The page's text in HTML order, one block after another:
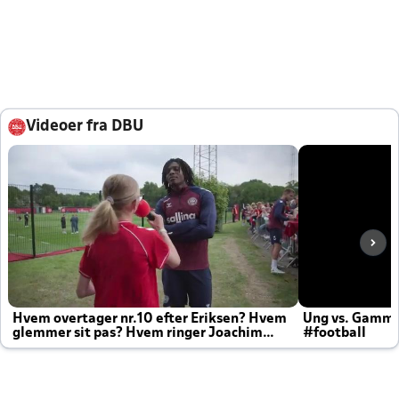
Videoer fra DBU
Hvem overtager nr.10 efter Eriksen? Hvem
glemmer sit pas? Hvem ringer Joachim
altid til efter kampe?
Ung vs.
#football